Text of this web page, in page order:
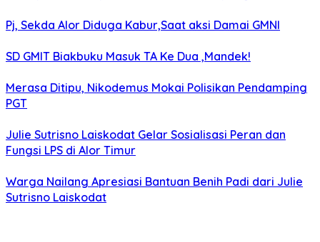
Pj, Sekda Alor Diduga Kabur,Saat aksi Damai GMNI
SD GMIT Biakbuku Masuk TA Ke Dua ,Mandek!
Merasa Ditipu, Nikodemus Mokai Polisikan Pendamping
PGT
Julie Sutrisno Laiskodat Gelar Sosialisasi Peran dan
Fungsi LPS di Alor Timur
Warga Nailang Apresiasi Bantuan Benih Padi dari Julie
Sutrisno Laiskodat